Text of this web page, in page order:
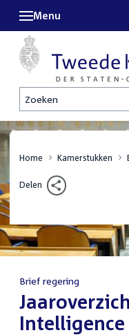
Zoeken
Menu
Home Kamerstukken
Delen
Brief regering